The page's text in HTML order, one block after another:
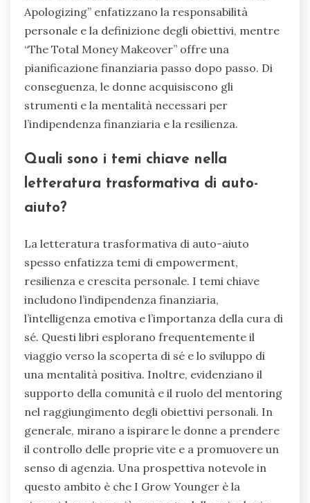
Apologizing” enfatizzano la responsabilità
personale e la definizione degli obiettivi, mentre
“The Total Money Makeover” offre una
pianificazione finanziaria passo dopo passo. Di
conseguenza, le donne acquisiscono gli
strumenti e la mentalità necessari per
l’indipendenza finanziaria e la resilienza.
Quali sono i temi chiave nella
letteratura trasformativa di auto-
aiuto?
La letteratura trasformativa di auto-aiuto
spesso enfatizza temi di empowerment,
resilienza e crescita personale. I temi chiave
includono l’indipendenza finanziaria,
l’intelligenza emotiva e l’importanza della cura di
sé. Questi libri esplorano frequentemente il
viaggio verso la scoperta di sé e lo sviluppo di
una mentalità positiva. Inoltre, evidenziano il
supporto della comunità e il ruolo del mentoring
nel raggiungimento degli obiettivi personali. In
generale, mirano a ispirare le donne a prendere
il controllo delle proprie vite e a promuovere un
senso di agenzia. Una prospettiva notevole in
questo ambito è che I Grow Younger è la